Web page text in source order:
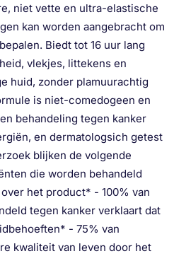
niet vette en ultra-elastische
kan worden aangebracht om
Biedt tot 16 uur lang
vlekjes, littekens en
huid, zonder plamuurachtig
is niet-comedogeen en
behandeling tegen kanker
en dermatologsich getest
blijken de volgende
die worden behandeld
het product* - 100% van
tegen kanker verklaart dat
- 75% van
kwaliteit van leven door het